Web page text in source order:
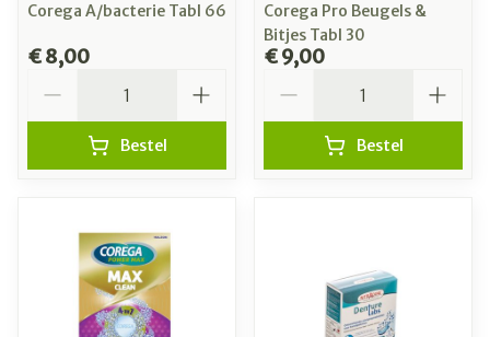
Corega A/bacterie Tabl 66
€ 8,00
Bestel
Corega Pro Beugels &
Bitjes Tabl 30
€ 9,00
Bestel